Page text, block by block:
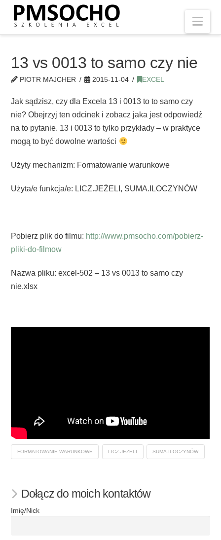
13 vs 0013 to samo czy nie
PIOTR MAJCHER 2015-11-04 EXCEL
Jak sądzisz, czy dla Excela 13 i 0013 to to samo czy
nie? Obejrzyj ten odcinek i zobacz jaka jest odpowiedź
na to pytanie. 13 i 0013 to tylko przykłady – w praktyce
mogą to być dowolne wartości
Użyty mechanizm: Formatowanie warunkowe
Użyta/e funkcja/e: LICZ.JEŻELI, SUMA.ILOCZYNÓW
Pobierz plik do filmu: http://www.pmsocho.com/pobierz-
pliki-do-filmow
Nazwa pliku: excel-502 – 13 vs 0013 to samo czy
nie.xlsx
FORMATOWANIE WARUNKOWE LICZ.JEŻELI SUMA.ILOCZYNÓW
Dołącz do moich kontaktów
Imię/Nick